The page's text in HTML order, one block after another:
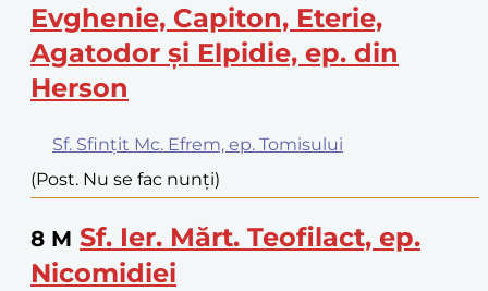
Evghenie, Capiton, Eterie,
Agatodor și Elpidie, ep. din
Herson
Sf. Sfințit Mc. Efrem, ep. Tomisului
(Post. Nu se fac nunți)
8 M Sf. Ier. Mărt. Teofilact, ep.
Nicomidiei